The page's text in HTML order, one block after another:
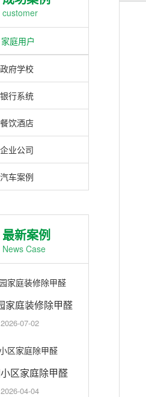
customer
家庭用户
政府学校
银行系统
餐饮酒店
企业公司
汽车案例
最新案例
News Case
家庭装修除甲醛
2026-07-02
区家庭除甲醛
2026-04-04